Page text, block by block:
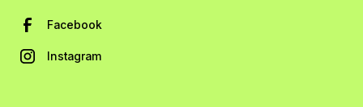
Facebook
Instagram